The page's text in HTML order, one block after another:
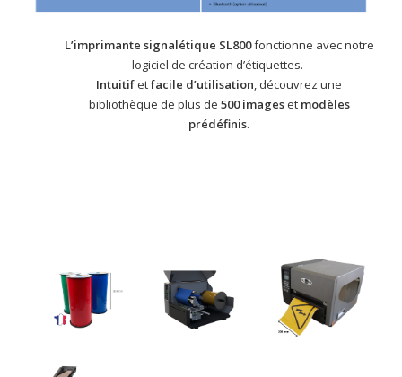
L’imprimante signalétique SL800fonctionne avec notre
logiciel de création d’étiquettes.
Intuitifetfacile d’utilisation, découvrez une
bibliothèque de plus de 500 imageset modèles
prédéfinis.